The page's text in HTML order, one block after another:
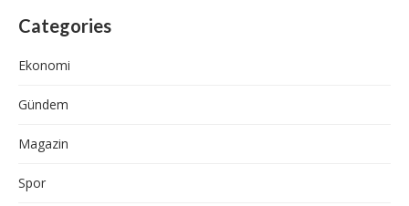
Categories
Ekonomi
Gündem
Magazin
Spor